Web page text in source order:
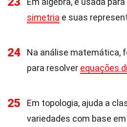
simetria e suas
24
Na análise matemática,
para resolver equações
25
Em topologia, ajuda a
variedades com base